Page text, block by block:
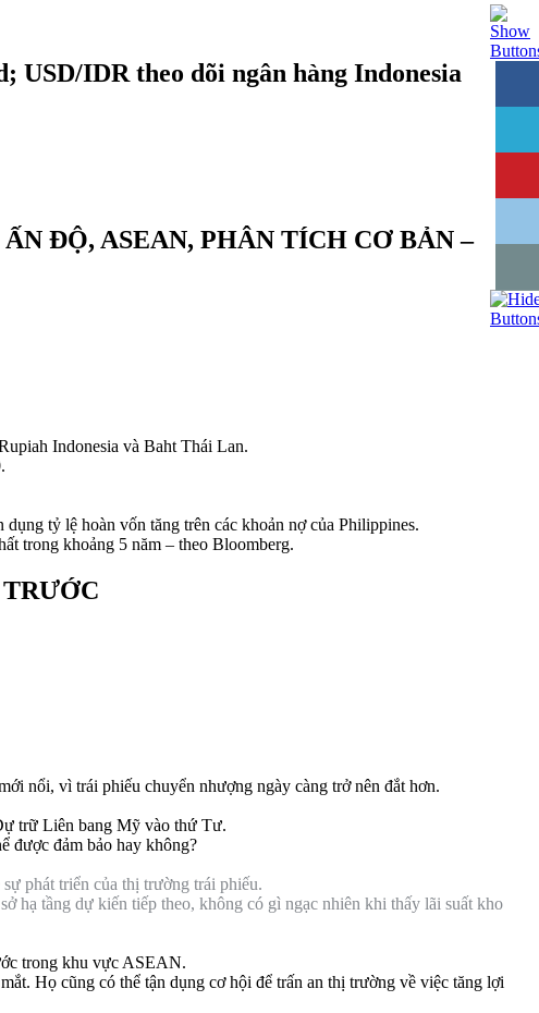
USD/IDR theo dõi ngân hàng Indonesia
ĐỘ, ASEAN, PHÂN TÍCH CƠ BẢN –
Indonesia và Baht Thái Lan.
tỷ lệ hoàn vốn tăng trên các khoản nợ của Philippines.
trong khoảng 5 năm – theo Bloomberg.
nổi, vì trái phiếu chuyển nhượng ngày càng trở nên đắt hơn.
trữ Liên bang Mỹ vào thứ Tư.
được đảm bảo hay không?
sự phát triển của thị trường trái phiếu.
hạ tầng dự kiến ​​tiếp theo, không có gì ngạc nhiên khi thấy lãi suất kho
trong khu vực ASEAN.
Họ cũng có thể tận dụng cơ hội để trấn an thị trường về việc tăng lợi